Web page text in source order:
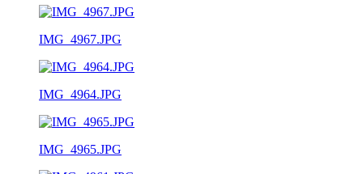
IMG_4967.JPG
IMG_4964.JPG
IMG_4965.JPG